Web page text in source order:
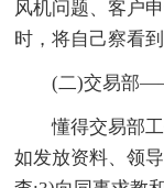
风机问题、客户
时，将自己察看
(二)交易部
懂得交易部
如发放资料、领